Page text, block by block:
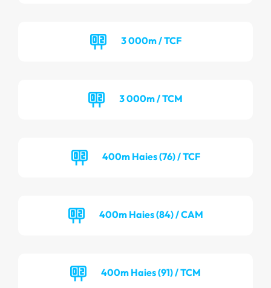
3 000m / TCF
3 000m / TCM
400m Haies (76) / TCF
400m Haies (84) / CAM
400m Haies (91) / TCM